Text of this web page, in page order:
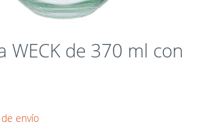
WECK de 370 ml con
envío